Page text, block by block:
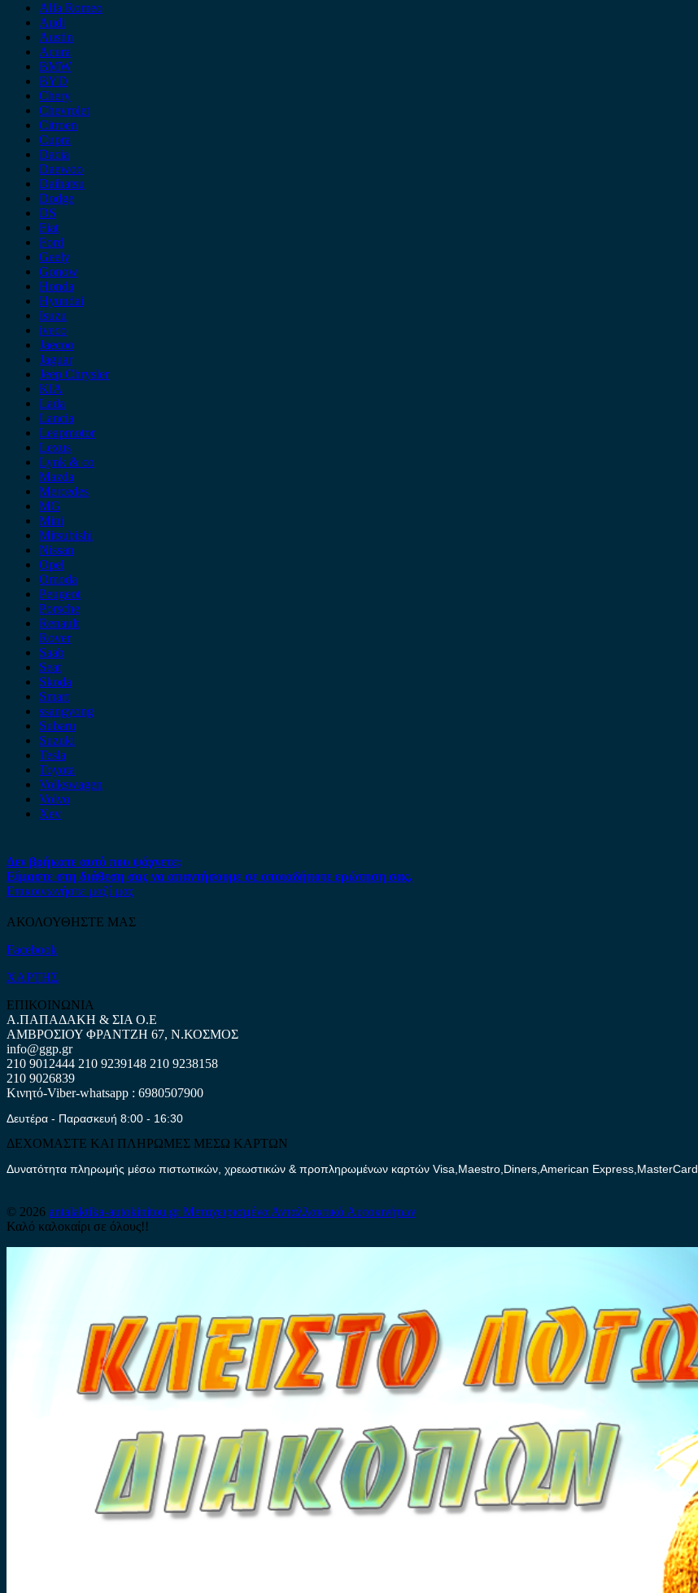
Alfa Romeo
Audi
Austin
Acura
BMW
BYD
Chery
Chevrolet
Citroen
Cupra
Dacia
Daewoo
Daihatsu
Dodge
DS
Fiat
Ford
Geely
Gonow
Honda
Hyundai
Isuzu
iveco
Jaecoo
Jaguar
Jeep Chrysler
KIA
Lada
Lancia
Leapmotor
Lexus
Lynk & co
Mazda
Mercedes
MG
Mini
Mitsubishi
Nissan
Opel
Omoda
Peugeot
Porsche
Renault
Rover
Saab
Seat
Skoda
Smart
ssangyong
Subaru
Suzuki
Tesla
Toyota
Volkswagen
Volvo
Xev
Δεν βρήκατε αυτό που ψάχνετε;
Είμαστε στη διάθεση σας να απαντήσουμε σε οποιαδήποτε ερώτηση σας.
Επικοινωνήστε μαζί μας
ΑΚΟΛΟΥΘΗΣΤΕ ΜΑΣ
Facebook
ΧΑΡΤΗΣ
ΕΠΙΚΟΙΝΩΝΙΑ
Α.ΠΑΠΑΔΑΚΗ & ΣΙΑ Ο.Ε
ΑΜΒΡΟΣΙΟΥ ΦΡΑΝΤΖΗ 67, Ν.ΚΟΣΜΟΣ
info@ggp.gr
210 9012444 210 9239148 210 9238158
210 9026839
Κινητό-Viber-whatsapp : 6980507900
Δευτέρα - Παρασκευή 8:00 - 16:30
ΔΕΧΟΜΑΣΤΕ ΚΑΙ ΠΛΗΡΩΜΕΣ ΜΕΣΩ ΚΑΡΤΩΝ
Δυνατότητα πληρωμής μέσω πιστωτικών, χρεωστικών & προπληρωμένων καρτών Visa,Maestro,Diners,American Express,MasterCard.
© 2026 antalaktika-autokinitou.grΜεταχειρισμένα Ανταλλακτικά Αυτοκινήτων
Καλό καλοκαίρι σε όλους!!